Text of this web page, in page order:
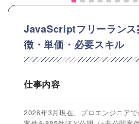
JavaScriptフリーランス
徴・単価・必要スキル
仕事内容
2026年3月現在、プロエンジニア